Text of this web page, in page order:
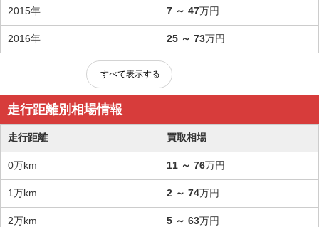
2015年 7 ～ 47万円
2016年 25 ～ 73万円
すべて表示する
走行距離別相場情報
走行距離 買取相場
0万km 11 ～ 76万円
1万km 2 ～ 74万円
2万km 5 ～ 63万円